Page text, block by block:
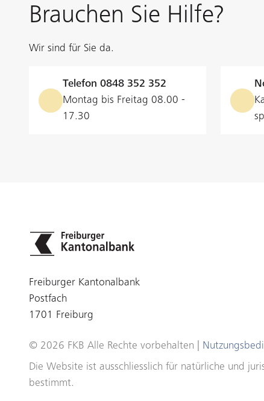
Brauchen Sie Hilfe?
Wir sind für Sie da.
Telefon 0848 352 352
Montag bis Freitag 08.00 -
17.30
Freiburger Kantonalbank
Postfach
1701 Freiburg
© 2026 FKB Alle Rechte vorbehalten |
Die Website ist ausschliesslich für natürliche und
bestimmt.